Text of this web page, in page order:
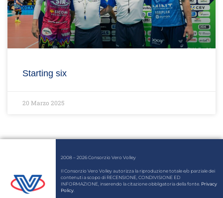
Starting six
20 Marzo 2025
2008 – 2026 Consorzio Vero Volley
Il Consorzio Vero Volley autorizza la riproduzione totale e/o parziale dei
contenuti a scopo di RECENSIONE, CONDIVISIONE ED
INFORMAZIONE, inserendo la citazione obbligatoria della fonte. Privacy
Policy.